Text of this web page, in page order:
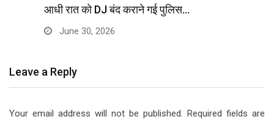
आधी रात को DJ बंद कराने गई पुलिस…
June 30, 2026
Leave a Reply
Your email address will not be published. Required fields are